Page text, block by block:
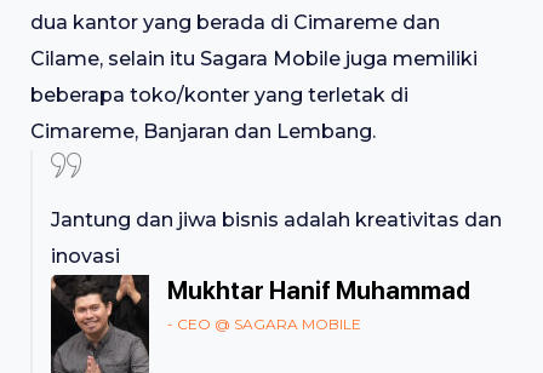
dua kantor yang berada di Cimareme dan
Cilame, selain itu Sagara Mobile juga memiliki
beberapa toko/konter yang terletak di
Cimareme, Banjaran dan Lembang.
Jantung dan jiwa bisnis adalah kreativitas dan
inovasi
Mukhtar Hanif Muhammad
- CEO @ SAGARA MOBILE